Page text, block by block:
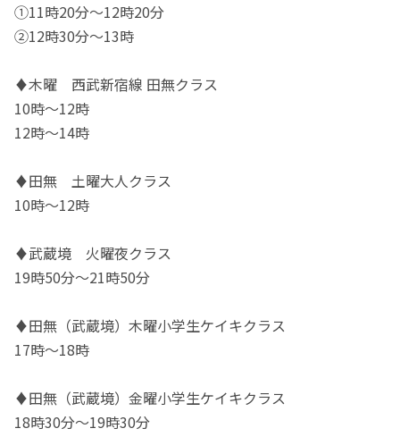
①11時20分〜12時20分
②12時30分〜13時
♦️木曜 西武新宿線 田無クラス
10時～12時
12時〜14時
♦️田無 土曜大人クラス
10時～12時
♦️武蔵境 火曜夜クラス
19時50分～21時50分
♦️田無（武蔵境）木曜小学生ケイキクラス
17時〜18時
♦️田無（武蔵境）金曜小学生ケイキクラス
18時30分～19時30分